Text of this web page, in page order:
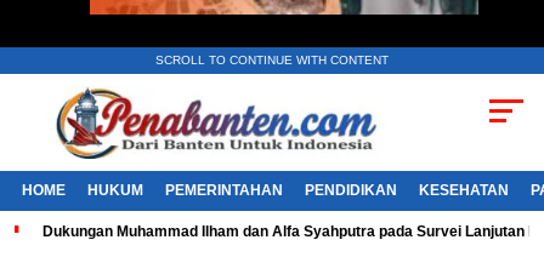
SCROLL TO CONTINUE WITH CONTENT
HOME HUKUM PEMERINTAHAN PENDIDIKAN KESEHATAN
Dukungan Muhammad Ilham dan Alfa Syahputra pada Survei Lanjutan